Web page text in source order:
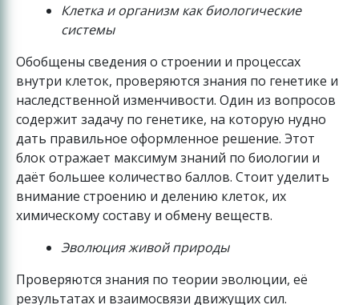
Клетка и организм как биологические
системы
Обобщены сведения о строении и процессах
внутри клеток, проверяются знания по генетике и
наследственной изменчивости. Один из вопросов
содержит задачу по генетике, на которую нудно
дать правильное оформленное решение. Этот
блок отражает максимум знаний по биологии и
даёт большее количество баллов. Стоит уделить
внимание строению и делению клеток, их
химическому составу и обмену веществ.
Эволюция живой природы
Проверяются знания по теории эволюции, её
результатах и взаимосвязи движущих сил.